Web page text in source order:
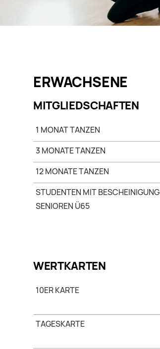
ERWACHSENE
MITGLIEDSCHAFTEN
1 MONAT TANZEN
3 MONATE TANZEN
12 MONATE TANZEN
STUDENTEN MIT
SENIOREN Ü65
WERTKARTEN
10ER KARTE
TAGESKARTE